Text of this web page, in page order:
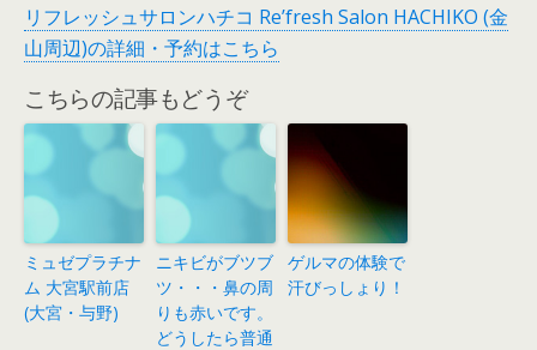
リフレッシュサロンハチコ Re’fresh Salon HACHIKO (金
山周辺)の詳細・予約はこちら
こちらの記事もどうぞ
ミュゼプラチナ
ム 大宮駅前店
(大宮・与野)
ニキビがブツブ
ツ・・・鼻の周
りも赤いです。
どうしたら普通
ゲルマの体験で
汗びっしょり！